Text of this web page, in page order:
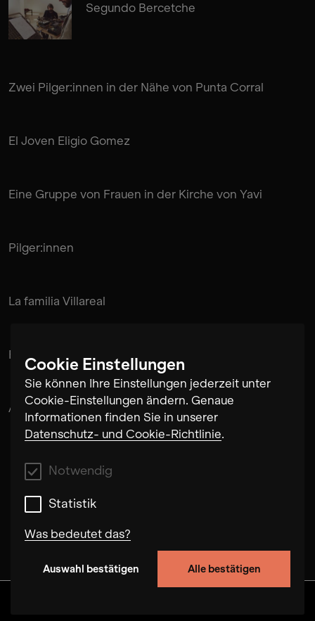
Cookie Einstellungen
Sie können Ihre Einstellungen jederzeit unter
Cookie-Einstellungen ändern. Genaue
Informationen finden Sie in unserer
Datenschutz- und Cookie-Richtlinie.
Notwendig
Statistik
Was bedeutet das?
Auswahl bestätigen Alle bestätigen
Segundo Bercetche
Zwei Pilger:innen in der Nähe von Punta Corral
El Joven Eligio Gomez
Eine Gruppe von Frauen in der Kirche von Yavi
Pilger:innen
La familia Villareal
Flora
Alex Musatov